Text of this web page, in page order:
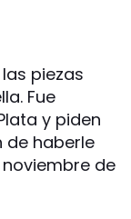
piezas
Fue
y piden
de haberle
de